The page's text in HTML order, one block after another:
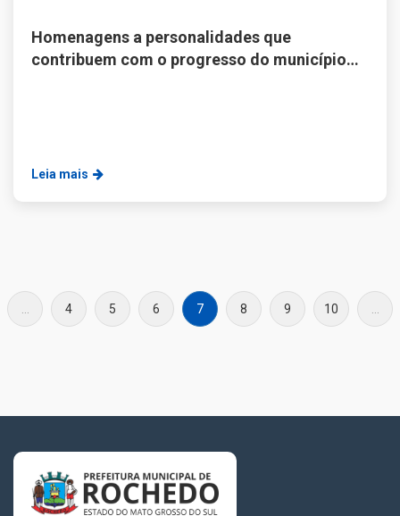
Homenagens a personalidades que
contribuem com o progresso do município
Leia mais
4 5 6 7 8 9 10